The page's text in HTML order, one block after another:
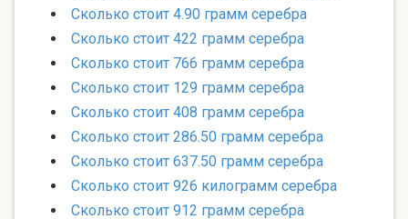
Сколько стоит 4.90 грамм серебра
Сколько стоит 422 грамм серебра
Сколько стоит 766 грамм серебра
Сколько стоит 129 грамм серебра
Сколько стоит 408 грамм серебра
Сколько стоит 286.50 грамм серебра
Сколько стоит 637.50 грамм серебра
Сколько стоит 926 килограмм серебра
Сколько стоит 912 грамм серебра